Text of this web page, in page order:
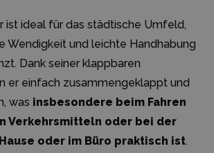
ist ideal für das städtische Umfeld,
Wendigkeit und leichte Handhabung
Dank seiner klappbaren
er einfach zusammengeklappt und
was insbesondere beim Fahren
Verkehrsmitteln oder bei der
oder im Büro praktisch ist.